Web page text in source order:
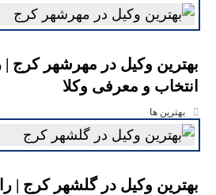
بهترین وکیل در مهرشهر کرج |
انتخاب و معرفی وکلا
بهترین ها
بهترین وکیل در گلشهر کرج |